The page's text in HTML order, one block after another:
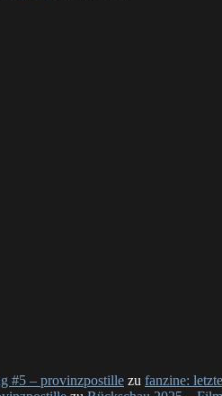
#5 – provinzpostille zu fanzine: